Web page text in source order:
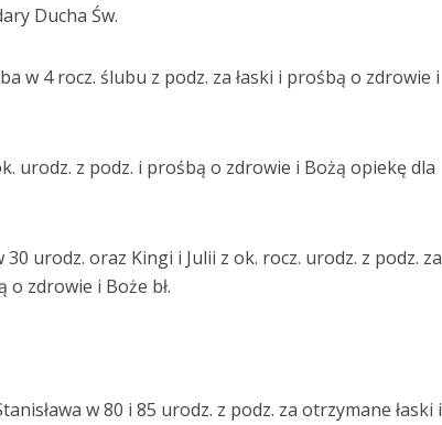
Ducha Św.
w 4 rocz. ślubu z podz. za łaski i prośbą o zdrowie i
urodz. z podz. i prośbą o zdrowie i Bożą opiekę dla
30 urodz. oraz Kingi i Julii z ok. rocz. urodz. z podz. za
o zdrowie i Boże bł.
w 80 i 85 urodz. z podz. za otrzymane łaski i